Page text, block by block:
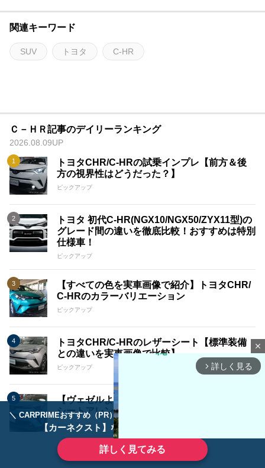
＼ CARPRIMEおすすめ（PR） ／
【カーネクスト】ならどんなクルマも高価買取
詳しく見てみる
関連キーワード
SUV トヨタ C-HR
Ｃ－ＨＲ記事のデイリーランキング
2026.08.09UP
トヨタCHR/C-HRの試乗インプレ【前方＆後
方の視界性はどうだった？】
ピックアップ
トヨタ 初代C-HR(NGX10/NGX50/ZYX11型)の
グレード間の違いを徹底比較！おすすめは特別
仕様車！
ピックアップ
【すべての色を実車画像で紹介】トヨタCHR/
C-HRのカラーバリエーション
ピックアップ
トヨタCHR/C-HRのレザーシート【標準装備
との違いを実車画像で比較】
ピックアップ
【ヴェゼルよりも劣る!?】トヨタCHR/C-HRの
シートアレンジは何がある？
ピックアップ
close
arrow_forward_ios 詳しく見る